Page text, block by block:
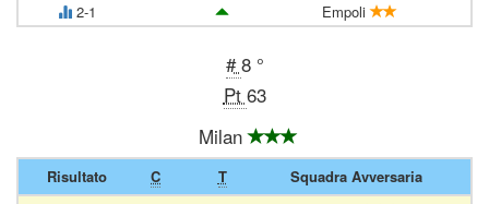
2-1
Empoli
#8 °
Pt 63
Milan
Risultato C T
Squadra Avversaria